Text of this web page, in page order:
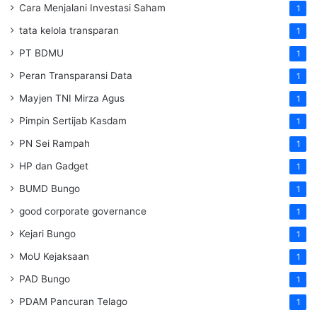
Cara Menjalani Investasi Saham 1
tata kelola transparan 1
PT BDMU 1
Peran Transparansi Data 1
Mayjen TNI Mirza Agus 1
Pimpin Sertijab Kasdam 1
PN Sei Rampah 1
HP dan Gadget 1
BUMD Bungo 1
good corporate governance 1
Kejari Bungo 1
MoU Kejaksaan 1
PAD Bungo 1
PDAM Pancuran Telago 1